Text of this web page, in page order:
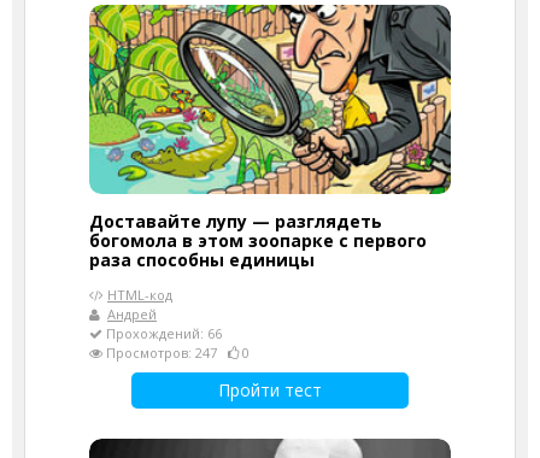
Доставайте лупу — разглядеть
богомола в этом зоопарке с первого
раза способны единицы
HTML-код
Андрей
Прохождений: 66
Просмотров: 247
0
Пройти тест